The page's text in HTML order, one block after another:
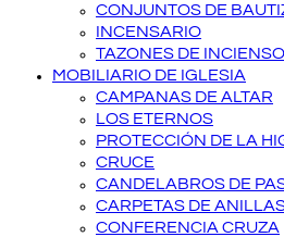
CONJUNTOS DE
INCENSARIO
TAZONES DE INCIENSO
MOBILIARIO DE IGLESIA
CAMPANAS DE ALTAR
LOS ETERNOS
PROTECCIÓN DE LA
CRUCE
CANDELABROS DE
CARPETAS DE
CONFERENCIA CRUZA